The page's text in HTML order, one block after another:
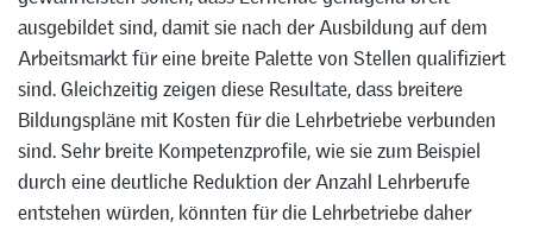
ausgebildet sind, damit sie nach der Ausbildung auf dem
Arbeitsmarkt für eine breite Palette von Stellen qualifiziert
sind. Gleichzeitig zeigen diese Resultate, dass breitere
Bildungspläne mit Kosten für die Lehrbetriebe verbunden
sind. Sehr breite Kompetenzprofile, wie sie zum Beispiel
durch eine deutliche Reduktion der Anzahl Lehrberufe
entstehen würden, könnten für die Lehrbetriebe daher